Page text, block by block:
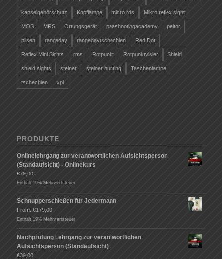
kapselgehörschutz Kopflampe micro rds Mikro reflex sight
MOS MRS Ortungsgerät paashootingacademy peltor
pilsen rangeday rangedaytschechien Red Dot
Reflex Mini Sights rms Rotpunkt Rotpunktvisier Shield
shield sights steiner steiner hunting Taschenlampe
tschechien xpi
PRODUKTE
Onlinelehrgang zur verantwortlichen Aufsichtsperson
(Standaufsicht) - Onlinekurs
€79,00
Enthält 19% Mehrwertsteuer
Schnupperschießen für Jedermann
From: €179,00
Enthält 19% Mehrwertsteuer
Nachprüfung Lehrgang zur verantwortlichen
Aufsichtsperson (Standaufsicht)
€39,00